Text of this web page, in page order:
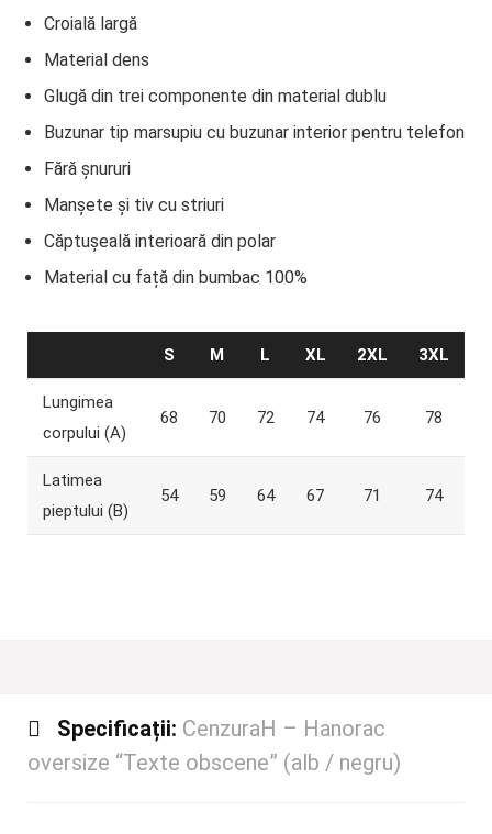
Croială largă
Material dens
Glugă din trei componente din material dublu
Buzunar tip marsupiu cu buzunar interior pentru telefon
Fără șnururi
Manșete și tiv cu striuri
Căptușeală interioară din polar
Material cu față din bumbac 100%
S M L XL 2XL 3XL
Lungimea
corpului (A)
68 70 72 74 76 78
Latimea
pieptului (B)
54 59 64 67 71 74
Specificații: CenzuraH – Hanorac
oversize “Texte obscene” (alb / negru)